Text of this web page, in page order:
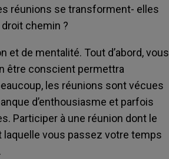
réunions se transforment- elles
chemin ?
et de mentalité. Tout d’abord, vous
être conscient permettra
les réunions sont vécues
d’enthousiasme et parfois
Participer à une réunion dont le
vous passez votre temps